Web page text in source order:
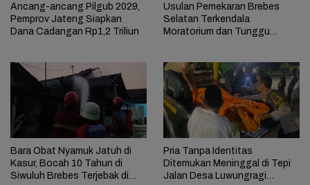
Ancang-ancang Pilgub 2029,
Pemprov Jateng Siapkan
Dana Cadangan Rp1,2 Triliun
Usulan Pemekaran Brebes
Selatan Terkendala
Moratorium dan Tunggu
Bara Obat Nyamuk Jatuh di
Kasur, Bocah 10 Tahun di
Siwuluh Brebes Terjebak di
Pria Tanpa Identitas
Ditemukan Meninggal di Tepi
Jalan Desa Luwungragi